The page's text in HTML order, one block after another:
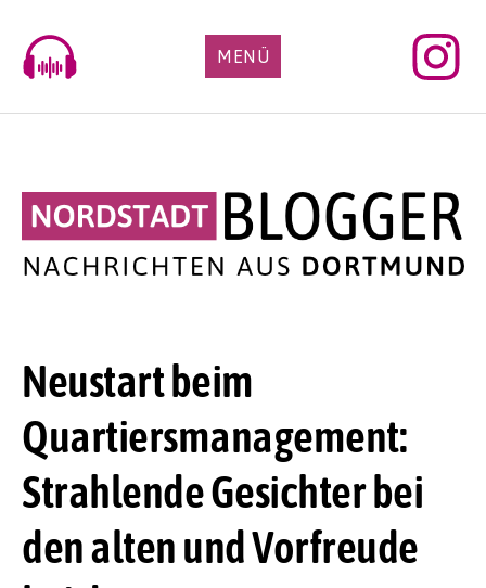
content
MENÜ
Neustart beim
Quartiersmanagement:
Strahlende Gesichter bei
den alten und Vorfreude